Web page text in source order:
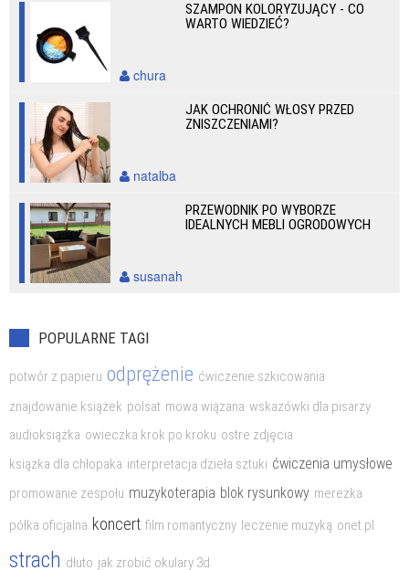
SZAMPON KOLORYZUJĄCY - CO
WARTO WIEDZIEĆ?
chura
JAK OCHRONIĆ WŁOSY PRZED
ZNISZCZENIAMI?
natalba
PRZEWODNIK PO WYBORZE
IDEALNYCH MEBLI OGRODOWYCH
susanah
POPULARNE TAGI
potwór z papieru odprężenie ćwiczenie szkicowania
znajdowanie książek polsat mowa wiązana wskazówki dla pisarzy
audioksiążka owieczka krok po kroku ostre zdjęcia
książka dla chłopaka interpretacja dzieła sztuki ćwiczenia umysłowe
promowanie zespołu muzykoterapia blok rysunkowy mereżka
półka oficjalna koncert film romantyczny leczenie muzyką onet.pl
strach dłuto jak zrobić okulary 3d